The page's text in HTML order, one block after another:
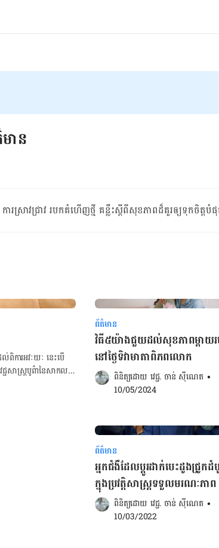
ាន
ស្រាវជ្រាវ ​របកគំហើញ​ថ្មី ​គន្លឹះស្ដីពី​សុខភាពដ៏​​គួរ​ឲ្យ​ទុកចិត្ត​បំ
ការ​អវៈយៈ នេះ​បើ​
ជសាស្ត្របូព៌ានៃសាកល
ក​ ចំនួន​ពីរ​បី​ដង​រួច​
ព័ត៌មាន
វិធី៥យ៉ាងជួយដល់សុខភាពម្តាយ
នៅថ្ងៃទិវាមាតាពិភពលោក
ពិនិត្យដោយ វេជ្ជ. ចាន់ ស៊ីណេត •
10/05/2024
ព័ត៌មាន
អ្នកជំងឺដែលប្ដូរដាក់បេះដូងជ្រូក
ក្នុងប្រវត្តិសាស្ត្រទទួលមរណៈភាព
ពិនិត្យដោយ វេជ្ជ. ចាន់ ស៊ីណេត •
10/03/2022